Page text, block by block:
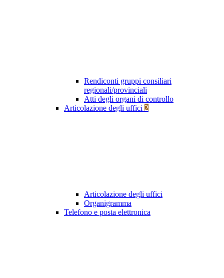
Rendiconti gruppi consiliari
regionali/provinciali
Atti degli organi di controllo
Articolazione degli uffici 2
Articolazione degli uffici
Organigramma
Telefono e posta elettronica